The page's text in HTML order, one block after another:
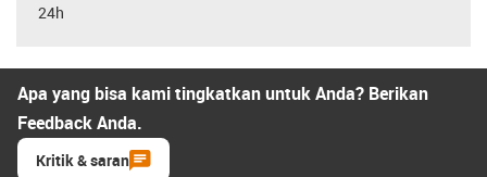
24h
Apa yang bisa kami tingkatkan untuk Anda? Berikan
Feedback Anda.
Kritik & saran